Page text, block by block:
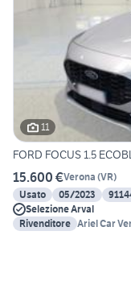
11
FORD FOCUS 1.5
15.600 €Verona (VR)
Usato
05/2023
Selezione Arval
Rivenditore Ariel Car